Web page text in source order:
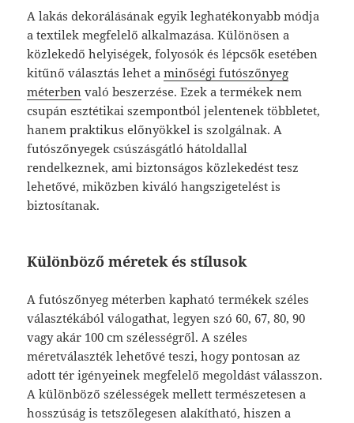
A lakás dekorálásának egyik leghatékonyabb módja
a textilek megfelelő alkalmazása. Különösen a
közlekedő helyiségek, folyosók és lépcsők esetében
kitűnő választás lehet aminőségi futószőnyeg
méterben való beszerzése. Ezek a termékek nem
csupán esztétikai szempontból jelentenek többletet,
hanem praktikus előnyökkel is szolgálnak. A
futószőnyegek csúszásgátló hátoldallal
rendelkeznek, ami biztonságos közlekedést tesz
lehetővé, miközben kiváló hangszigetelést is
biztosítanak.
Különböző méretek és stílusok
A futószőnyeg méterben kapható termékek széles
választékából válogathat, legyen szó 60, 67, 80, 90
vagy akár 100 cm szélességről. A széles
méretválaszték lehetővé teszi, hogy pontosan az
adott tér igényeinek megfelelő megoldást válasszon.
A különböző szélességek mellett természetesen a
hosszúság is tetszőlegesen alakítható, hiszen a